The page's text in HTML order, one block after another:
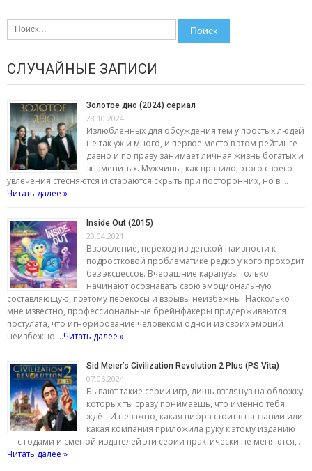
Найти:
СЛУЧАЙНЫЕ ЗАПИСИ
Золотое дно (2024) сериал
28.10.2024
Излюбленных для обсуждения тем у простых людей
не так уж и много, и первое место в этом рейтинге
давно и по праву занимает личная жизнь богатых и
знаменитых. Мужчины, как правило, этого своего
увлечения стесняются и стараются скрыть при посторонних, но в …
Читать далее »
Inside Out (2015)
20.04.2021
Взросление, переход из детской наивности к
подростковой проблематике редко у кого проходит
без эксцессов. Вчерашние карапузы только
начинают осознавать свою эмоциональную
составляющую, поэтому перекосы и взрывы неизбежны. Насколько
мне известно, профессиональные брейнфакеры придерживаются
постулата, что игнорирование человеком одной из своих эмоций
неизбежно …Читать далее »
Sid Meier’s Civilization Revolution 2 Plus (PS Vita)
07.06.2024
Бывают такие серии игр, лишь взглянув на обложку
которых ты сразу понимаешь, что именно тебя
ждёт. И неважно, какая цифра стоит в названии или
какая компания приложила руку к этому изданию
— с годами и сменой издателей эти серии практически не меняются, …
Читать далее »